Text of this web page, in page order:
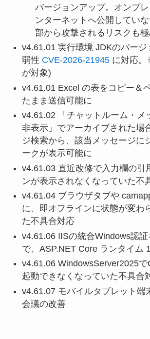
バージョンアップ。オンプ
ンターネットへ公開してい
部から攻撃されるリスクも極
v4.61.01 実行環境 JDKのバージ
弱性 CVE-2026-21945に対応。
が対象)
v4.61.01 Excel の表をコピー＆
たまま送信可能に
v4.61.02 「チャットルーム・メ
非表示」でアーカイブされた場
ジ検索から、該当メッセージに
ークが表示可能に
v4.61.03 直近改修で入力欄の引
ンが表示されなくなっていた不
v4.61.04 ブラウザタブや
に、即オフラインに状態が変わ
た不具合対応
v4.61.06 IISの統合Windows認
で、ASP.NET Core ランタイム
v4.61.06 WindowsServer2025
起動できなくなっていた不具合
v4.61.07 モバイルタブレット端
会議の改善